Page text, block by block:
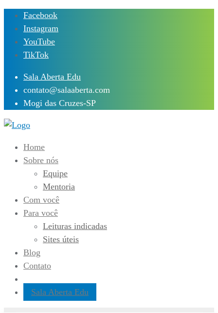
Skip
content
Facebook
Instagram
YouTube
TikTok
Sala Aberta Edu
contato@salaaberta.com
Mogi das Cruzes-SP
Home
Sobre nós
Equipe
Mentoria
Com você
Para você
Leituras indicadas
Sites úteis
Blog
Contato
Sala Aberta Edu